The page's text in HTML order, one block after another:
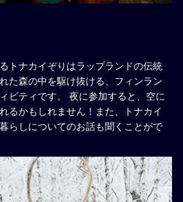
トナカイぞりはラップランドの伝統
た森の中を駆け抜ける、フィンラン
ビティです。 夜に参加すると、空に
るかもしれません！また、トナカイ
らしについてのお話も聞くことがで